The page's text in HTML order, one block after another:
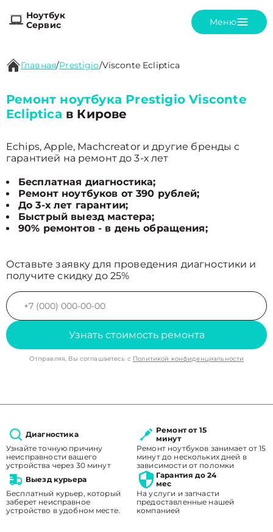
Ноутбук
Сервис
Меню
Главная/Prestigio/Visconte Ecliptica
Ремонт ноутбука Prestigio Visconte
Ecliptica в Кирове
Echips, Apple, Machcreator и другие бренды с
гарантией на ремонт до 3-х лет
Бесплатная диагностика;
Ремонт ноутбуков от 390 рублей;
До 3-х лет гарантии;
Быстрый выезд мастера;
90% ремонтов - в день обращения;
Оставьте заявку для проведения диагностики и
получите скидку до 25%
Узнать стоимость ремонта
Отправляя, Вы соглашаетесь с Политикой конфиденциальности
Диагностика
Узнайте точную причину
неисправности вашего
устройства через 30 минут
Ремонт от 15
минут
Ремонт ноутбуков занимает от 15
минут до нескольких дней в
зависимости от поломки
Выезд курьера
Бесплатный курьер, который
заберет неисправное
устройство в удобном месте.
Гарантия до 24
мес
На услуги и запчасти
предоставленные нашей
компанией